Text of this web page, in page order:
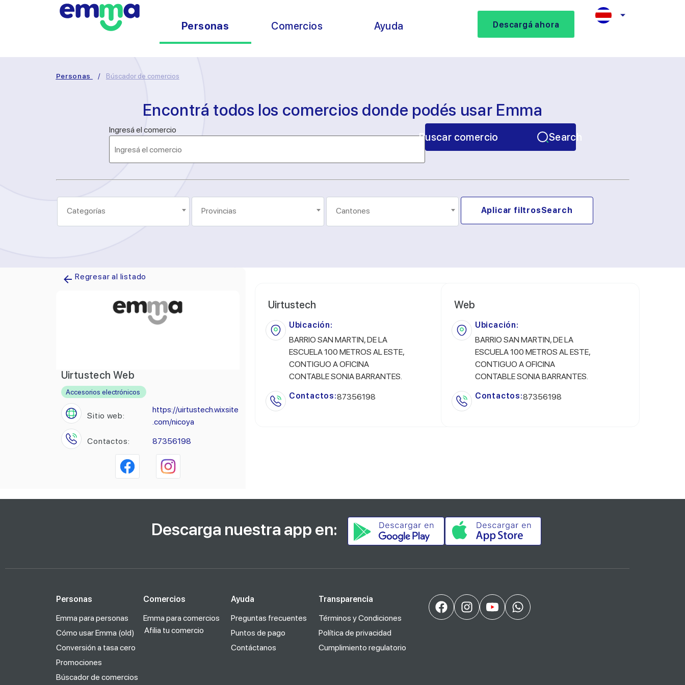
Personas Comercios Ayuda Descargá ahora
Personas / Búscador de comercios
Encontrá todos los comercios donde podés usar Emma
Ingresá el comercio
Buscar comercio Search
Aplicar filtrosSearch
Regresar al listado
Uirtustech Web
Accesorios electrónicos
Sitio web:
https://uirtustech.wixsite
.com/nicoya
Contactos:
87356198
Uirtustech
Ubicación:
BARRIO SAN MARTIN, DE LA
ESCUELA 100 METROS AL ESTE,
CONTIGUO A OFICINA
CONTABLE SONIA BARRANTES.
Contactos:87356198
Web
Ubicación:
BARRIO SAN MARTIN, DE LA
ESCUELA 100 METROS AL ESTE,
CONTIGUO A OFICINA
CONTABLE SONIA BARRANTES.
Contactos:87356198
Descarga nuestra app en:
Personas
Emma para personas
Cómo usar Emma (old)
Conversión a tasa cero
Promociones
Búscador de comercios
Comercios
Emma para comercios
Afilia tu comercio
Ayuda
Preguntas frecuentes
Puntos de pago
Contáctanos
Transparencia
Términos y Condiciones
Política de privacidad
Cumplimiento regulatorio